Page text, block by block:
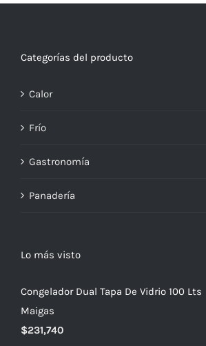
Categorías del producto
Calor
Frío
Gastronomía
Panadería
Lo más visto
Congelador Dual Tapa De Vidrio 100 Lts
Maigas
$231,740